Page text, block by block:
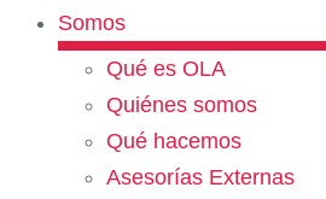
Somos
Qué es OLA
Quiénes somos
Qué hacemos
Asesorías Externas